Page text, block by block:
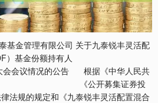
公司 关于九泰锐丰灵活配
）基金份额持有人
公告 根据《中华人民共
》、 《公开募集证券投
法规的规定和《九泰锐丰灵活配置混合